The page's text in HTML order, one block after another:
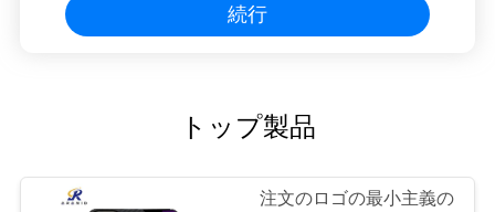
続行
トップ製品
注文のロゴの最小主義の